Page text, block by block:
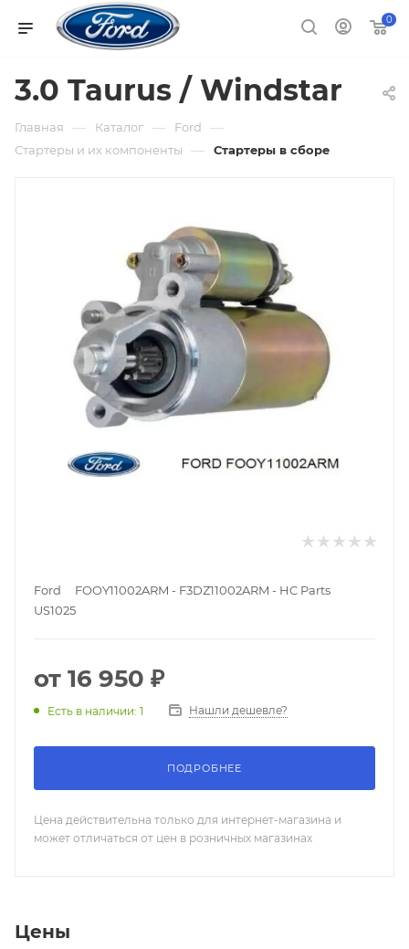
0
3.0 Taurus / Windstar
Главная — Каталог — Ford —
Стартеры и их компоненты — Стартеры в сборе
Ford FOOY11002ARM - F3DZ11002ARM - HC Parts
US1025
от 16 950 ₽
Есть в наличии: 1 Нашли дешевле?
ПОДРОБНЕЕ
Цена действительна только для интернет-магазина и
может отличаться от цен в розничных магазинах
Цены